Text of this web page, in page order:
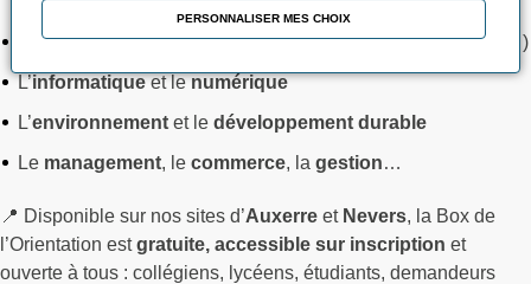
industrie(maintenance, usinage, soudure, automatisme…)
L’informatiqueet lenumérique
L’environnement et le développement durable
Le management, le commerce, la gestion…
📍 Disponible sur nos sites d’Auxerre et Nevers, la Box de
l’Orientation estgratuite, accessible sur inscription et
ouverte à tous : collégiens, lycéens, étudiants, demandeurs
PERSONNALISER MES CHOIX